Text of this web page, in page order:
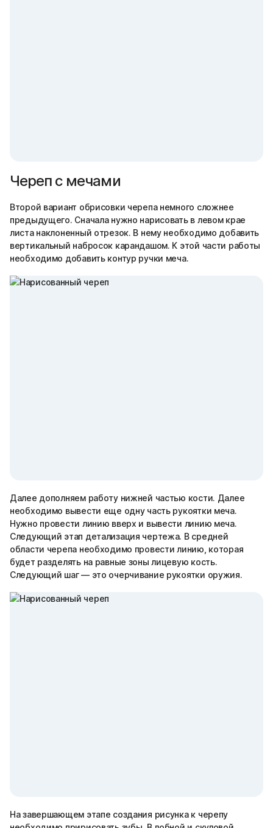
Череп с мечами
Второй вариант обрисовки черепа немного сложнее
предыдущего. Сначала нужно нарисовать в левом крае
листа наклоненный отрезок. В нему необходимо добавить
вертикальный набросок карандашом. К этой части работы
необходимо добавить контур ручки меча.
Далее дополняем работу нижней частью кости. Далее
необходимо вывести еще одну часть рукоятки меча.
Нужно провести линию вверх и вывести линию меча.
Следующий этап детализация чертежа. В средней
области черепа необходимо провести линию, которая
будет разделять на равные зоны лицевую кость.
Следующий шаг — это очерчивание рукоятки оружия.
На завершающем этапе создания рисунка к черепу